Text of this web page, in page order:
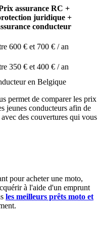
assurance RC +
juridique +
conducteur
600 € et 700 € / an
350 € et 400 € / an
en Belgique
permet de comparer les prix
jeunes conducteurs afin de
des couvertures qui vous
pour acheter une moto,
à l'aide d'un emprunt
les meilleurs prêts moto et